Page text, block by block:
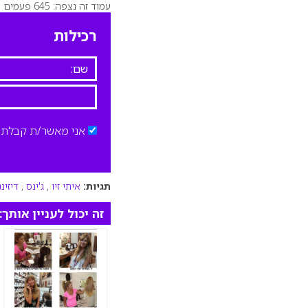
עמוד זה נצפה: 645 פעמים
רכילות
אני מאשר/ת קבלת
תגיות: איתי זיו , ג'ינס ,
זה יכול לעניין אותך: